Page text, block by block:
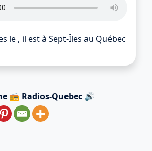
le , il està Sept-Îles au Québec
📻 Radios-Quebec 🔊